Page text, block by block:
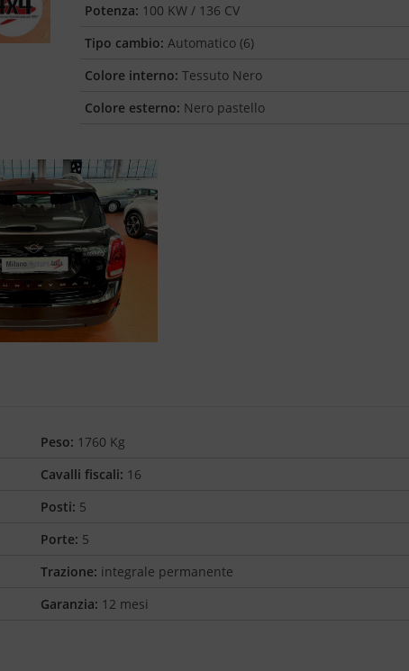
Potenza: 100 KW / 136 CV
Tipo cambio: Automatico (6)
Colore interno: Tessuto Nero
Colore esterno: Nero pastello
Peso: 1760 Kg
Cavalli fiscali: 16
Posti: 5
Porte: 5
Trazione: integrale permanente
Garanzia: 12 mesi